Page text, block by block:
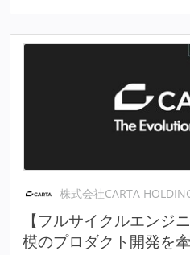
株式会社CARTA
【フルサイクルエンジ
模のプロダクト開発を